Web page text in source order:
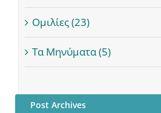
Ομιλίες (23)
Τα Μηνύματα (5)
Post Archives